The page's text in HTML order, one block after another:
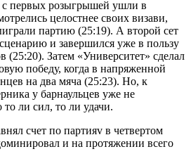
с первых розыгрышей ушли в
целостнее своих визави,
партию (25:19). А второй сет
и завершился уже в пользу
(25:20). Затем «Университет» сделал
победу, когда в напряженной
на два мяча (25:23). Но, к
у барнаульцев уже не
ли сил, то ли удачи.
счет по партияv в четвертом
и на протяжении всего